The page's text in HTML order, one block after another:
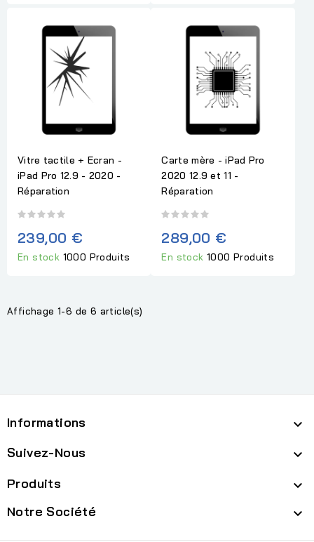
Vitre tactile + Ecran -
iPad Pro 12.9 - 2020 -
Réparation
239,00 €
En stock 1000 Produits
Carte mère - iPad Pro
2020 12.9 et 11 -
Réparation
289,00 €
En stock1000 Produits
Affichage 1-6 de 6 article(s)
Informations 
Suivez-Nous 
Produits 
Notre Société 